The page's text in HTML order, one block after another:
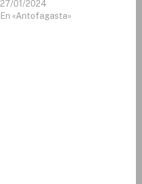
27/01/2024
En «Antofagasta»